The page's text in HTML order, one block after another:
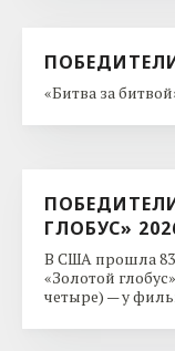
ПОБЕДИТЕЛИ
«Битва за
ГЛОБУС»
В США прошла
«Золотой
четыре) — у